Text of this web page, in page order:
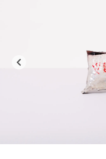
navigate_before